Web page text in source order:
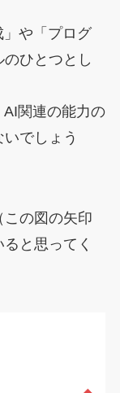
や「プログ
ひとつとし
関連の能力の
でしょう
この図の矢印
と思ってく